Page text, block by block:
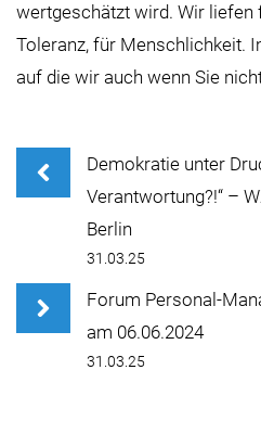
wertgeschätzt wird. Wir liefen
Toleranz, für Menschlichkeit.
auf die wir auch wenn Sie
Demokratie unter
Verantwortung?!“ –
Berlin
31.03.25
Forum Personal-
am 06.06.2024
31.03.25